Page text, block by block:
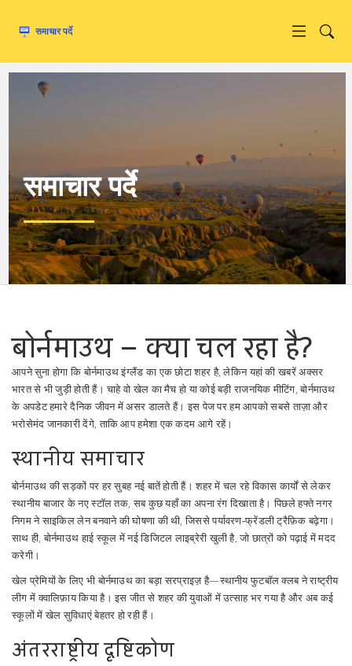
समाचार पर्दे
बोर्नमाउथ – क्या चल रहा है?
आपने सुना होगा कि बोर्नमाउथ इंग्लैंड का एक छोटा शहर है, लेकिन यहां की खबरें अक्सर
भारत से भी जुड़ी होती हैं। चाहे वो खेल का मैच हो या कोई बड़ी राजनयिक मीटिंग, बोर्नमाउथ
के अपडेट हमारे दैनिक जीवन में असर डालते हैं। इस पेज पर हम आपको सबसे ताज़ा और
भरोसेमंद जानकारी देंगे, ताकि आप हमेशा एक कदम आगे रहें।
स्थानीय समाचार
बोर्नमाउथ की सड़कों पर हर सुबह नई बातें होती हैं। शहर में चल रहे विकास कार्यों से लेकर
स्थानीय बाजार के नए स्टॉल तक, सब कुछ यहाँ का अपना रंग दिखाता है। पिछले हफ्ते नगर
निगम ने साइकिल लेन बनवाने की घोषणा की थी, जिससे पर्यावरण‑फ्रेंडली ट्रैफ़िक बढ़ेगा।
साथ ही, बोर्नमाउथ हाई स्कूल में नई डिजिटल लाइब्रेरी खुली है, जो छात्रों को पढ़ाई में मदद
करेगी।
खेल प्रेमियों के लिए भी बोर्नमाउथ का बड़ा सरप्राइज़ है—स्थानीय फुटबॉल क्लब ने राष्ट्रीय
लीग में क्वालिफ़ाय किया है। इस जीत से शहर की युवाओं में उत्साह भर गया है और अब कई
स्कूलों में खेल सुविधाएं बेहतर हो रही हैं।
अंतरराष्ट्रीय दृष्टिकोण